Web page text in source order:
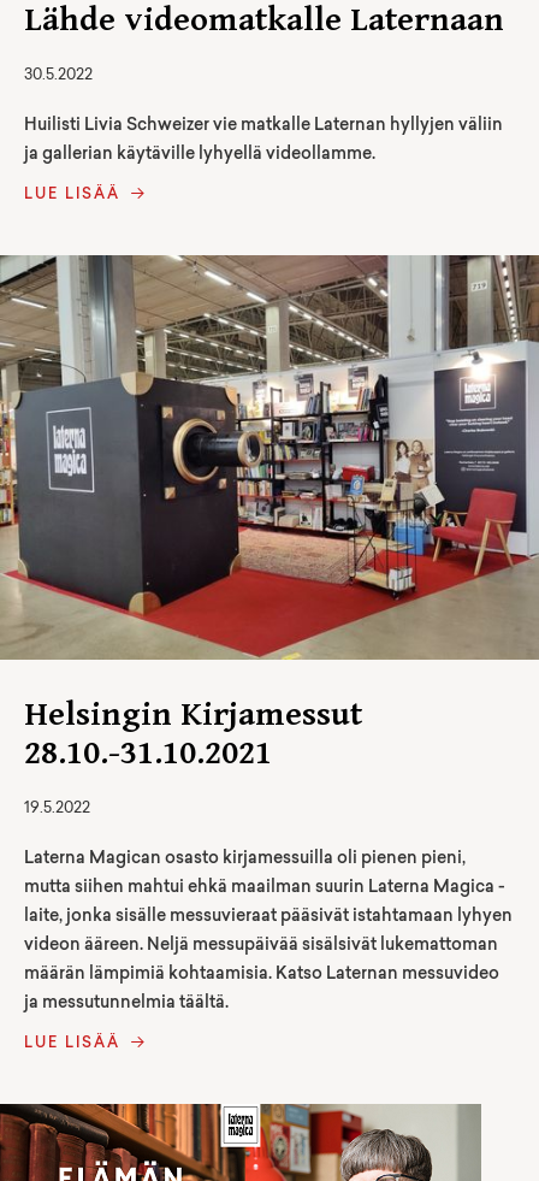
Lähde videomatkalle Laternaan
30.5.2022
Huilisti Livia Schweizer vie matkalle Laternan hyllyjen väliin
ja gallerian käytäville lyhyellä videollamme.
LUE LISÄÄ
Helsingin Kirjamessut
28.10.-31.10.2021
19.5.2022
Laterna Magican osasto kirjamessuilla oli pienen pieni,
mutta siihen mahtui ehkä maailman suurin Laterna Magica -
laite, jonka sisälle messuvieraat pääsivät istahtamaan lyhyen
videon ääreen. Neljä messupäivää sisälsivät lukemattoman
määrän lämpimiä kohtaamisia. Katso Laternan messuvideo
ja messutunnelmia täältä.
LUE LISÄÄ